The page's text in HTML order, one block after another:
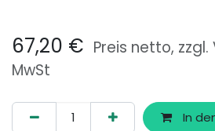
67,20 € Preis netto,
MwSt
In